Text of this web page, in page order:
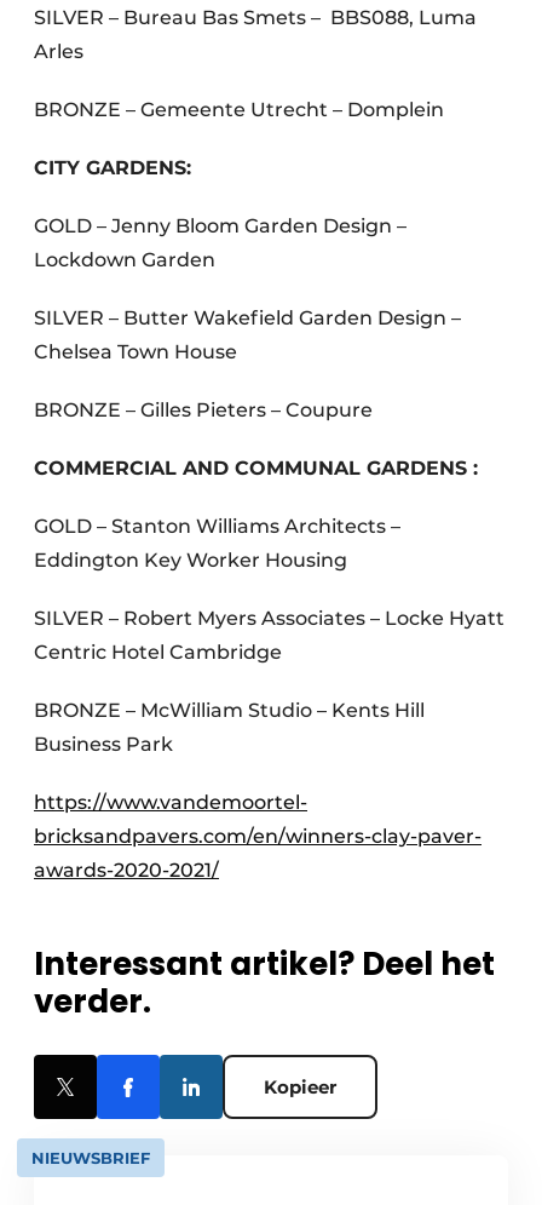
SILVER – Bureau Bas Smets – BBS088, Luma
Arles
BRONZE – Gemeente Utrecht – Domplein
CITY GARDENS:
GOLD – Jenny Bloom Garden Design –
Lockdown Garden
SILVER – Butter Wakefield Garden Design –
Chelsea Town House
BRONZE – Gilles Pieters – Coupure
COMMERCIAL AND COMMUNAL GARDENS :
GOLD – Stanton Williams Architects –
Eddington Key Worker Housing
SILVER – Robert Myers Associates – Locke Hyatt
Centric Hotel Cambridge
BRONZE – McWilliam Studio – Kents Hill
Business Park
https://www.vandemoortel-
bricksandpavers.com/en/winners-clay-paver-
awards-2020-2021/
Interessant artikel? Deel het
verder.
Kopieer
NIEUWSBRIEF